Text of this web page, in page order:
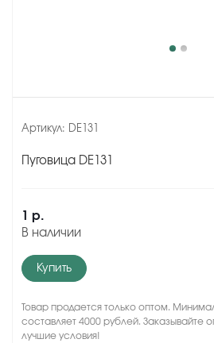
Артикул: DE131
Пуговица DE131
1 р.
В наличии
Купить
Товар продается только оптом.
составляет 4000 рублей. Заказывайте
лучшие условия!